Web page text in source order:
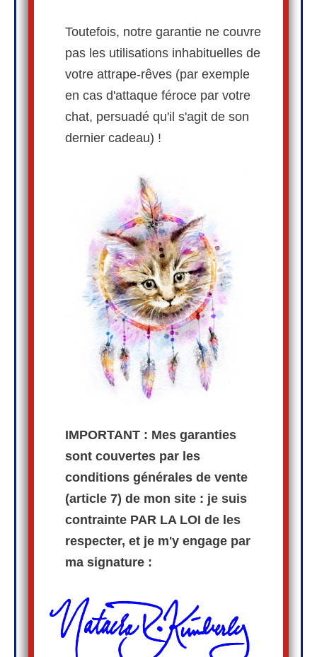
Toutefois, notre garantie ne couvre
pas les utilisations inhabituelles de
votre attrape-rêves (par exemple
en cas d'attaque féroce par votre
chat, persuadé qu'il s'agit de son
dernier cadeau) !
IMPORTANT : Mes garanties
sont couvertes par les
conditions générales de vente
(article 7) de mon site : je suis
contrainte PAR LA LOI de les
respecter, et je m'y engage par
ma signature :